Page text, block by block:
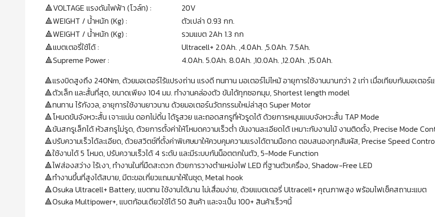
🔺VOLTAGE แรงดันไฟฟ้า (โวล์ท) :
20V
🔺WEIGHT / นํ้าหนัก (Kg) :
ตัวเปล่า 0.93 กก.
🔺WEIGHT / นํ้าหนัก (Kg) :
รวมแบต 2Ah 1.3 กก
🔺แบตเตอรี่ใช้ได้ :
Ultracell+ 2.0Ah. ,4.0Ah. ,5.0Ah. 7.5Ah.
🔺Supreme Power :
4.0Ah. 5.0Ah. 8.0Ah. ,10.0Ah. ,12.0Ah. ,15.0Ah.
🔺แรงบิดสูงถึง 240Nm, ด้วยมอเตอร์ไร้แปรงถ่าน แรงดี ทนทาน มอเตอร์ไม่ไหม้ อายุการใช้งานนานกว่า 2 เท่า เมื่อเทียบกับมอเตอร์
🔺ตัวเล็ก และสั้นที่สุด, ขนาดเพียง 104 มม. ทำงานคล่องตัว ขันได้ทุกซอกมุม, Shortest length model
🔺ทนทาน ไร้กังวล, อายุการใช้งานยาวนาน ด้วยมอเตอร์นวัตกรรมใหม่ล่าสุด Super Motor
🔺โหมดขันจังหวะสั้น เจาะแน่น ดอกไม่ดิ้น ได้รูสวย และถอดสกรูที่หัวรูดได้ ด้วยการหมุนแบบจังหวะสั้น TAP Mode
🔺ขันสกรูเล็กได้ หัวสกรูไม่รูด, ด้วยการตั้งค่าให้โหมดความเร็วต่ำ ขันงานละเอียดได้ เหมาะกับงานไม้ งานติดตั้ง, Precise Mode
🔺ปรับความเร็วได้ละเอียด, ด้วยสวิตช์ที่ตั้งค่าพิเศษมาให้ควบคุมความแรงได้ตามมือกด ตอบสนองทุกสัมผัส, Precise Speed
🔺ใช้งานได้ 5 โหมด, ปรับความเร็วได้ 4 ระดับ และมีระบบกันน็อตตกในตัว, 5-Mode Function
🔺ไฟส่องสว่าง ไร้เงา, ทำงานในที่มืดสะดวก ด้วยการวางตำแหน่งไฟ LED ที่ฐานตัวเครื่อง, Shadow-Free LED
🔺ทำงานขึ้นที่สูงได้สบาย, มีตะขอเกี่ยวแถมมาให้ในชุด, Metal hook
🔺Osuka Ultracell+ Battery, แบตทน ใช้งานได้นาน ไม่เสื่อมง่าย, ด้วยแบตเตอรี่ Ultracell+ คุณภาพสูง พร้อมไฟเช็คสถานะแบต
🔺Osuka Multipower+, แบตก้อนเดียวใช้ได้ 50 สินค้า และจะเป็น 100+ สินค้าเร็วๆนี้